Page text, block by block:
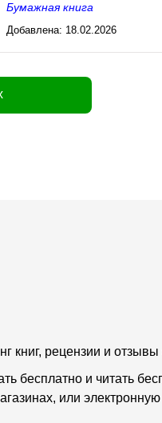
Бумажная книга
Добавлена: 18.02.2026
03:23
книг, рецензии и
бесплатно и читать
или